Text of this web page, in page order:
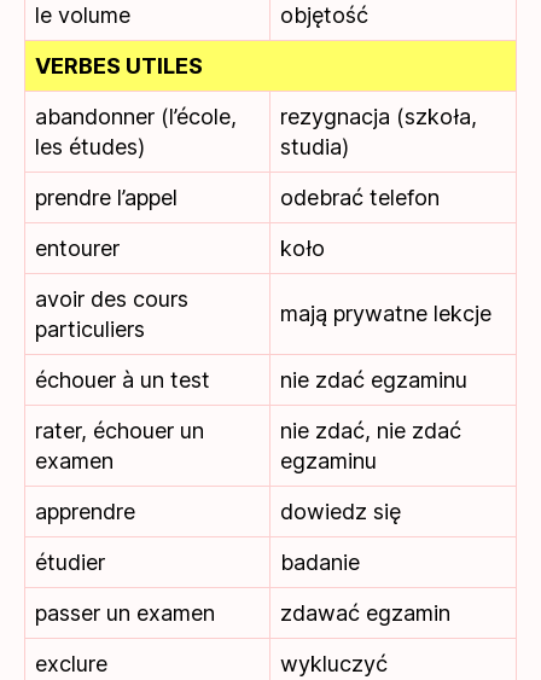
le volume
objętość
VERBES UTILES
abandonner (l’école,
les études)
rezygnacja (szkoła,
studia)
prendre l’appel
odebrać telefon
entourer
koło
avoir des cours
particuliers
mają prywatne lekcje
échouer à un test
nie zdać egzaminu
rater, échouer un
examen
nie zdać, nie zdać
egzaminu
apprendre
dowiedz się
étudier
badanie
passer un examen
zdawać egzamin
exclure
wykluczyć